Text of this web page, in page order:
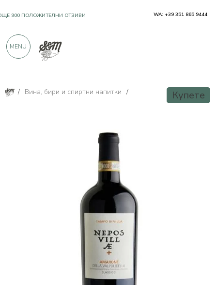
/ Вина, бири и спиртни напитки / Купете
900 ПОЛОЖИТЕЛНИ ОТЗИВИ WA: +39 351 865 9444
MENU